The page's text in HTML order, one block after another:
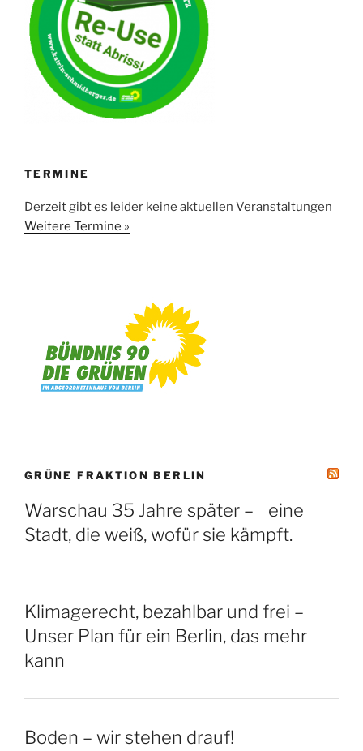
TERMINE
Derzeit gibt es leider keine aktuellen Veranstaltungen
Weitere Termine »
GRÜNE FRAKTION BERLIN
Warschau 35 Jahre später – eine
Stadt, die weiß, wofür sie kämpft.
Klimagerecht, bezahlbar und frei –
Unser Plan für ein Berlin, das mehr
kann
Boden – wir stehen drauf!